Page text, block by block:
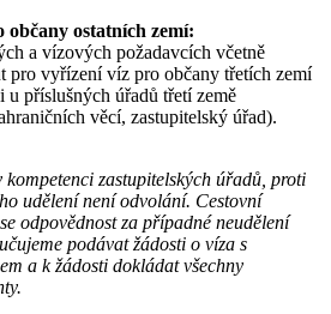
občany ostatních zemí:
a vízových požadavcích včetně
pro vyřízení víz pro občany třetích zemí
u příslušných úřadů třetí země
věcí, zastupitelský úřad).
zastupitelských úřadů, proti
udělení není odvolání. Cestovní
odpovědnost za případné neudělení
podávat žádosti o víza s
a k žádosti dokládat všechny